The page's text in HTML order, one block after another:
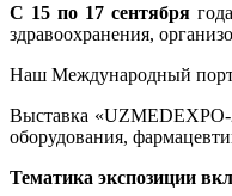
С 15 по 17 сентября
здравоохранения,
Наш Международный
Выставка «UZMEDEXPO-
оборудования,
Тематика экспозиции